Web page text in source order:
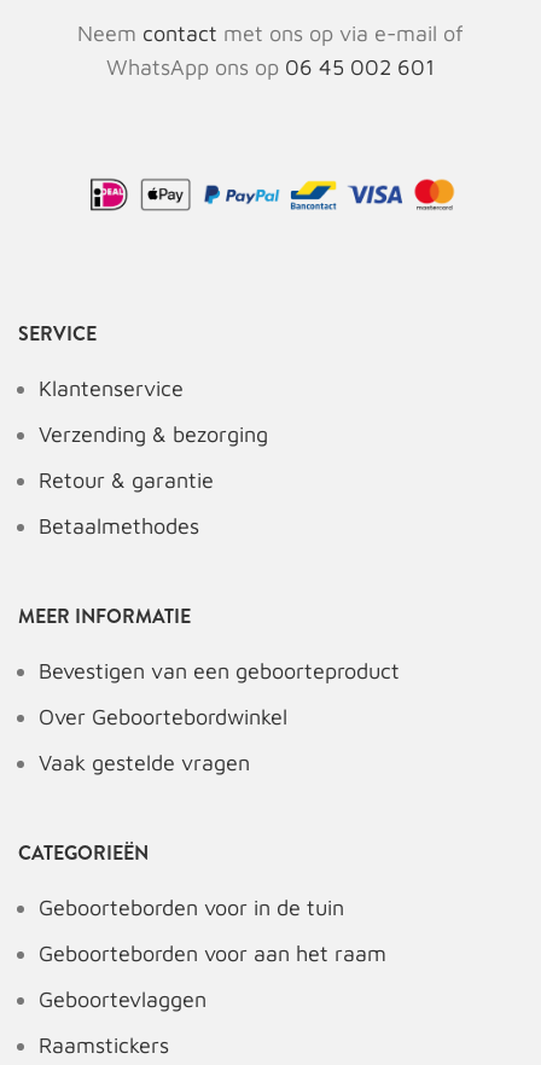
Neem contact met ons op via e-mail of
WhatsApp ons op 06 45 002 601
SERVICE
Klantenservice
Verzending & bezorging
Retour & garantie
Betaalmethodes
MEER INFORMATIE
Bevestigen van een geboorteproduct
Over Geboortebordwinkel
Vaak gestelde vragen
CATEGORIEËN
Geboorteborden voor in de tuin
Geboorteborden voor aan het raam
Geboortevlaggen
Raamstickers